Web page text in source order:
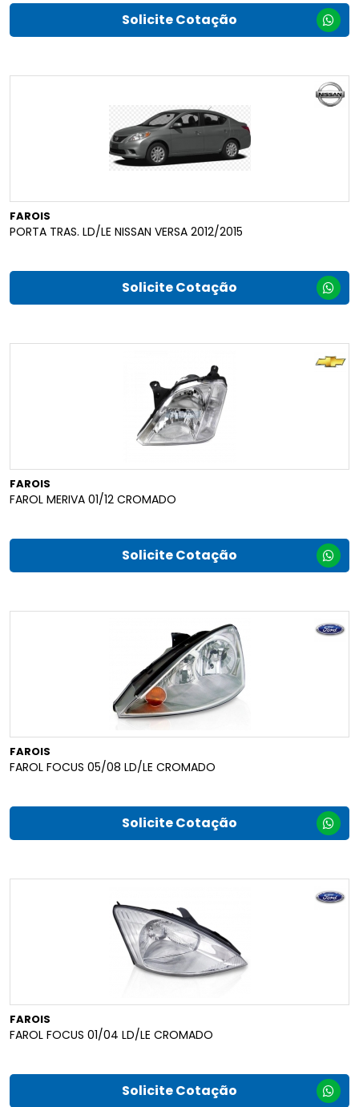
Solicite Cotação
FAROIS
PORTA TRAS. LD/LE NISSAN VERSA 2012/2015
Solicite Cotação
FAROIS
FAROL MERIVA 01/12 CROMADO
Solicite Cotação
FAROIS
FAROL FOCUS 05/08 LD/LE CROMADO
Solicite Cotação
FAROIS
FAROL FOCUS 01/04 LD/LE CROMADO
Solicite Cotação